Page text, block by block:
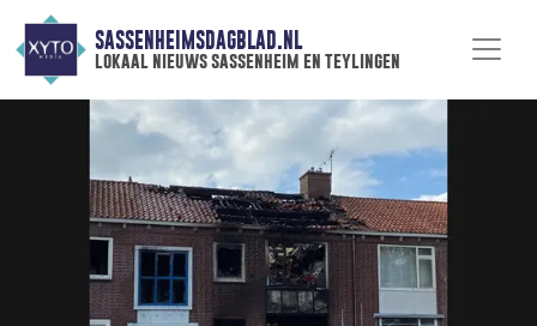
SASSENHEIMSDAGBLAD.NL
lokaal nieuws sassenheim en teylingen